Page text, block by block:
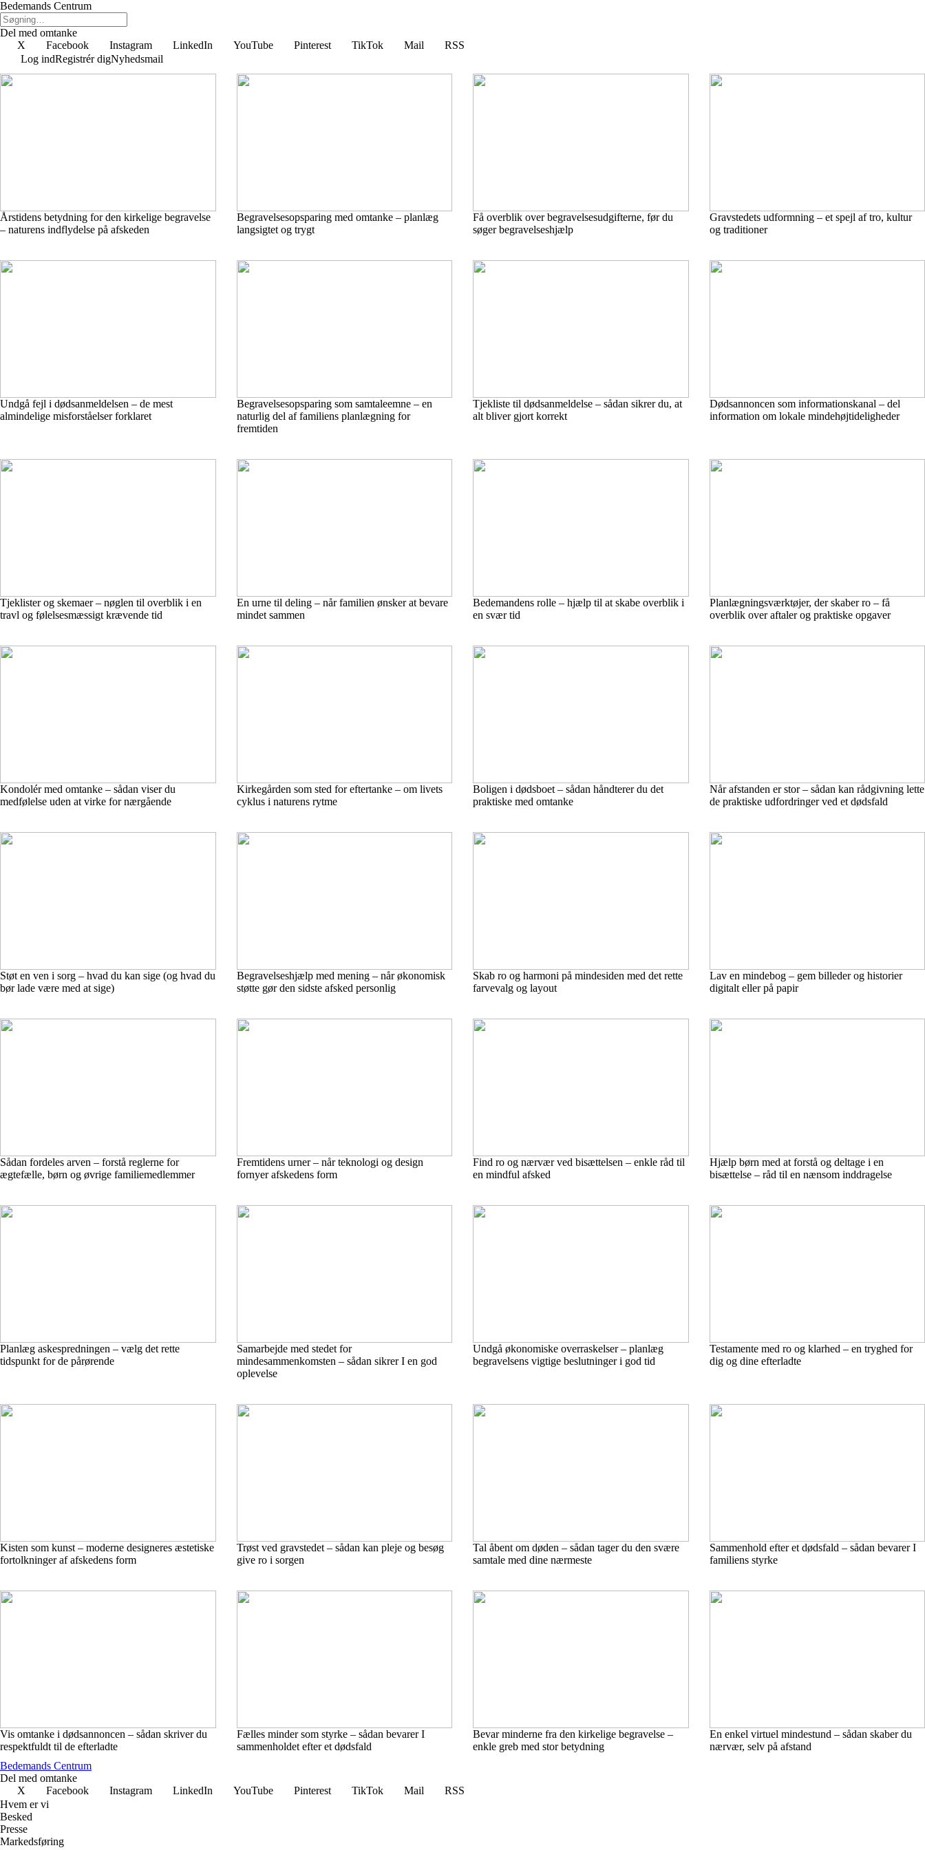
Bedemands Centrum
Del med omtanke
X
Facebook Instagram LinkedIn YouTube Pinterest TikTok Mail
RSS
Log indRegistrér digNyhedsmail
Årstidens betydning for den kirkelige begravelse
– naturens indflydelse på afskeden
Begravelsesopsparing med omtanke – planlæg
langsigtet og trygt
Få overblik over begravelsesudgifterne, før du
søger begravelseshjælp
Gravstedets udformning – et spejl af tro, kultur
og traditioner
Undgå fejl i dødsanmeldelsen – de mest
almindelige misforståelser forklaret
Begravelsesopsparing som samtaleemne – en
naturlig del af familiens planlægning for
fremtiden
Tjekliste til dødsanmeldelse – sådan sikrer du, at
alt bliver gjort korrekt
Dødsannoncen som informationskanal – del
information om lokale mindehøjtideligheder
Tjeklister og skemaer – nøglen til overblik i en
travl og følelsesmæssigt krævende tid
En urne til deling – når familien ønsker at bevare
mindet sammen
Bedemandens rolle – hjælp til at skabe overblik i
en svær tid
Planlægningsværktøjer, der skaber ro – få
overblik over aftaler og praktiske opgaver
Kondolér med omtanke – sådan viser du
medfølelse uden at virke for nærgående
Kirkegården som sted for eftertanke – om livets
cyklus i naturens rytme
Boligen i dødsboet – sådan håndterer du det
praktiske med omtanke
Når afstanden er stor – sådan kan rådgivning lette
de praktiske udfordringer ved et dødsfald
Støt en ven i sorg – hvad du kan sige (og hvad du
bør lade være med at sige)
Begravelseshjælp med mening – når økonomisk
støtte gør den sidste afsked personlig
Skab ro og harmoni på mindesiden med det rette
farvevalg og layout
Lav en mindebog – gem billeder og historier
digitalt eller på papir
Sådan fordeles arven – forstå reglerne for
ægtefælle, børn og øvrige familiemedlemmer
Fremtidens urner – når teknologi og design
fornyer afskedens form
Find ro og nærvær ved bisættelsen – enkle råd til
en mindful afsked
Hjælp børn med at forstå og deltage i en
bisættelse – råd til en nænsom inddragelse
Planlæg askespredningen – vælg det rette
tidspunkt for de pårørende
Samarbejde med stedet for
mindesammenkomsten – sådan sikrer I en god
oplevelse
Undgå økonomiske overraskelser – planlæg
begravelsens vigtige beslutninger i god tid
Testamente med ro og klarhed – en tryghed for
dig og dine efterladte
Kisten som kunst – moderne designeres æstetiske
fortolkninger af afskedens form
Trøst ved gravstedet – sådan kan pleje og besøg
give ro i sorgen
Tal åbent om døden – sådan tager du den svære
samtale med dine nærmeste
Sammenhold efter et dødsfald – sådan bevarer I
familiens styrke
Vis omtanke i dødsannoncen – sådan skriver du
respektfuldt til de efterladte
Fælles minder som styrke – sådan bevarer I
sammenholdet efter et dødsfald
Bevar minderne fra den kirkelige begravelse –
enkle greb med stor betydning
En enkel virtuel mindestund – sådan skaber du
nærvær, selv på afstand
Bedemands Centrum
Del med omtanke
X
Facebook Instagram LinkedIn YouTube Pinterest TikTok Mail
RSS
Hvem er vi
Besked
Presse
Markedsføring